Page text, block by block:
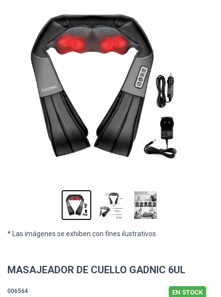
* Las imágenes se exhiben con fines ilustrativos.
MASAJEADOR DE CUELLO GADNIC 6UL
006564 EN STOCK